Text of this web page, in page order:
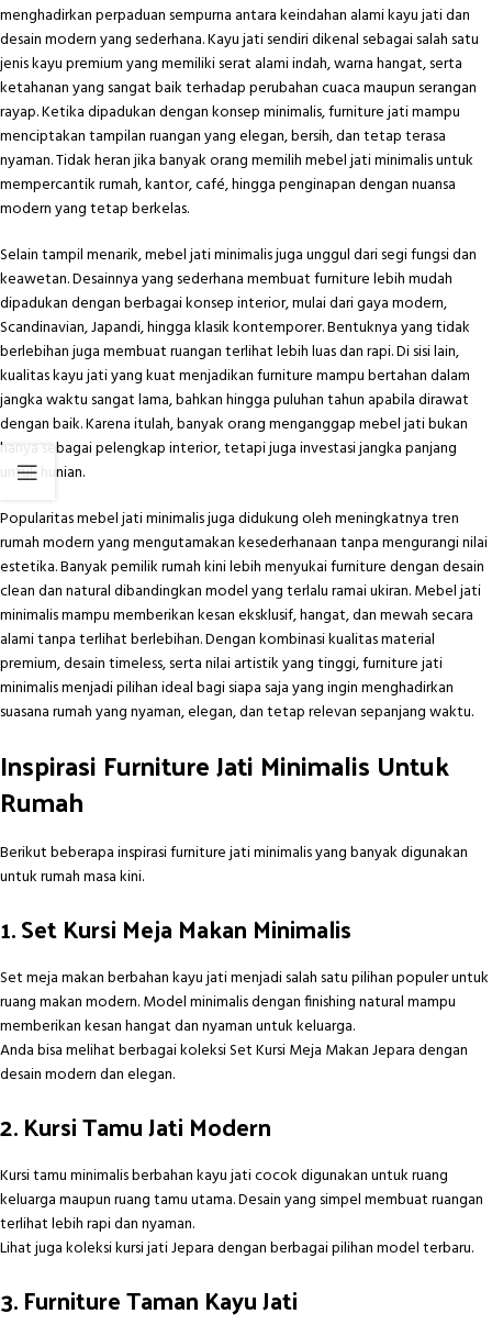
menghadirkan perpaduan sempurna antara keindahan alami kayu jati dan
desain modern yang sederhana. Kayu jati sendiri dikenal sebagai salah satu
jenis kayu premium yang memiliki serat alami indah, warna hangat, serta
ketahanan yang sangat baik terhadap perubahan cuaca maupun serangan
rayap. Ketika dipadukan dengan konsep minimalis, furniture jati mampu
menciptakan tampilan ruangan yang elegan, bersih, dan tetap terasa
nyaman. Tidak heran jika banyak orang memilih mebel jati minimalis untuk
mempercantik rumah, kantor, café, hingga penginapan dengan nuansa
modern yang tetap berkelas.
Selain tampil menarik, mebel jati minimalis juga unggul dari segi fungsi dan
keawetan. Desainnya yang sederhana membuat furniture lebih mudah
dipadukan dengan berbagai konsep interior, mulai dari gaya modern,
Scandinavian, Japandi, hingga klasik kontemporer. Bentuknya yang tidak
berlebihan juga membuat ruangan terlihat lebih luas dan rapi. Di sisi lain,
kualitas kayu jati yang kuat menjadikan furniture mampu bertahan dalam
jangka waktu sangat lama, bahkan hingga puluhan tahun apabila dirawat
dengan baik. Karena itulah, banyak orang menganggap mebel jati bukan
hanya sebagai pelengkap interior, tetapi juga investasi jangka panjang
untuk hunian.
Popularitas mebel jati minimalis juga didukung oleh meningkatnya tren
rumah modern yang mengutamakan kesederhanaan tanpa mengurangi nilai
estetika. Banyak pemilik rumah kini lebih menyukai furniture dengan desain
clean dan natural dibandingkan model yang terlalu ramai ukiran. Mebel jati
minimalis mampu memberikan kesan eksklusif, hangat, dan mewah secara
alami tanpa terlihat berlebihan. Dengan kombinasi kualitas material
premium, desain timeless, serta nilai artistik yang tinggi, furniture jati
minimalis menjadi pilihan ideal bagi siapa saja yang ingin menghadirkan
suasana rumah yang nyaman, elegan, dan tetap relevan sepanjang waktu.
Inspirasi Furniture Jati Minimalis Untuk
Rumah
Berikut beberapa inspirasi furniture jati minimalis yang banyak digunakan
untuk rumah masa kini.
1. Set Kursi Meja Makan Minimalis
Set meja makan berbahan kayu jati menjadi salah satu pilihan populer untuk
ruang makan modern. Model minimalis dengan finishing natural mampu
memberikan kesan hangat dan nyaman untuk keluarga.
Anda bisa melihat berbagai koleksiSet Kursi Meja Makan Jeparadengan
desain modern dan elegan.
2. Kursi Tamu Jati Modern
Kursi tamu minimalis berbahan kayu jati cocok digunakan untuk ruang
keluarga maupun ruang tamu utama. Desain yang simpel membuat ruangan
terlihat lebih rapi dan nyaman.
Lihat juga koleksikursi jati Jeparadengan berbagai pilihan model terbaru.
3. Furniture Taman Kayu Jati